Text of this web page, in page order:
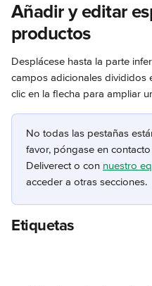
Añadir y editar
productos
Desplácese hasta la parte
campos adicionales divididos
clic en la flecha para ampliar
No todas las pestañas
favor, póngase en
Deliverect o con nuestro
acceder a otras secciones.
Etiquetas